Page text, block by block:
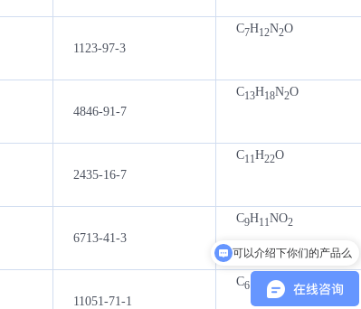
1123-97-3
C7H12N2O
4846-91-7
C13H18N2O
2435-16-7
C11H22O
6713-41-3
C9H11NO2
11051-71-1
C61 88Cl O32
可以介绍下你们的产品么